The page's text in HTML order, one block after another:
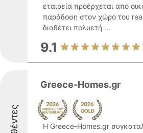
εταιρεία προέρχεται από
παράδοση στον χώρο του
διαθέτει πολυετή ...
9.1
Greece-Homes.gr
Η Greece-Homes.gr